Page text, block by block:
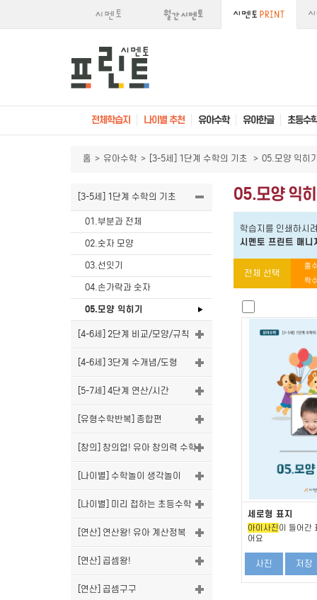
전체학습지 나이별 추천 유아수학 유아한글 초등수
홈 > 유아수학 > [3-5세] 1단계 수학의 기초 > 05.모양 익히
[3-5세] 1단계 수학의 기초
01.부분과 전체
02.숫자 모양
03.선잇기
04.손가락과 숫자
05.모양 익히기
[4-6세] 2단계 비교/모양/규칙
[4-6세] 3단계 수개념/도형
[5-7세] 4단계 연산/시간
[유형수학반복] 종합편
[창의] 창의업! 유아 창의력 수학
[나이별] 수학놀이 생각놀이
[나이별] 미리 접하는 초등수학
[연산] 연산왕! 유아 계산정복
[연산] 곱셈왕!
[연산] 곱셈구구
05.모양 익
학습지를 인쇄하시
시멘토 프린트 매니
전체 선택
홀
짝
세로형 표지
아이사진 이 들어간
어요
사진 저장